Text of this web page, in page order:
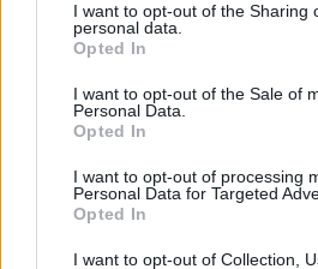
I want to opt-out of the Sharing
personal data.
Opted In
I want to opt-out of the Sale of
Personal Data.
Opted In
I want to opt-out of processing
Personal Data for Targeted
Opted In
I want to opt-out of Collection,
olyan termékhez,
másodpercig használunk
eldobnánk, ráadásul
kitöröljük vele a
mennyiségű energiát,
vegyszert használunk